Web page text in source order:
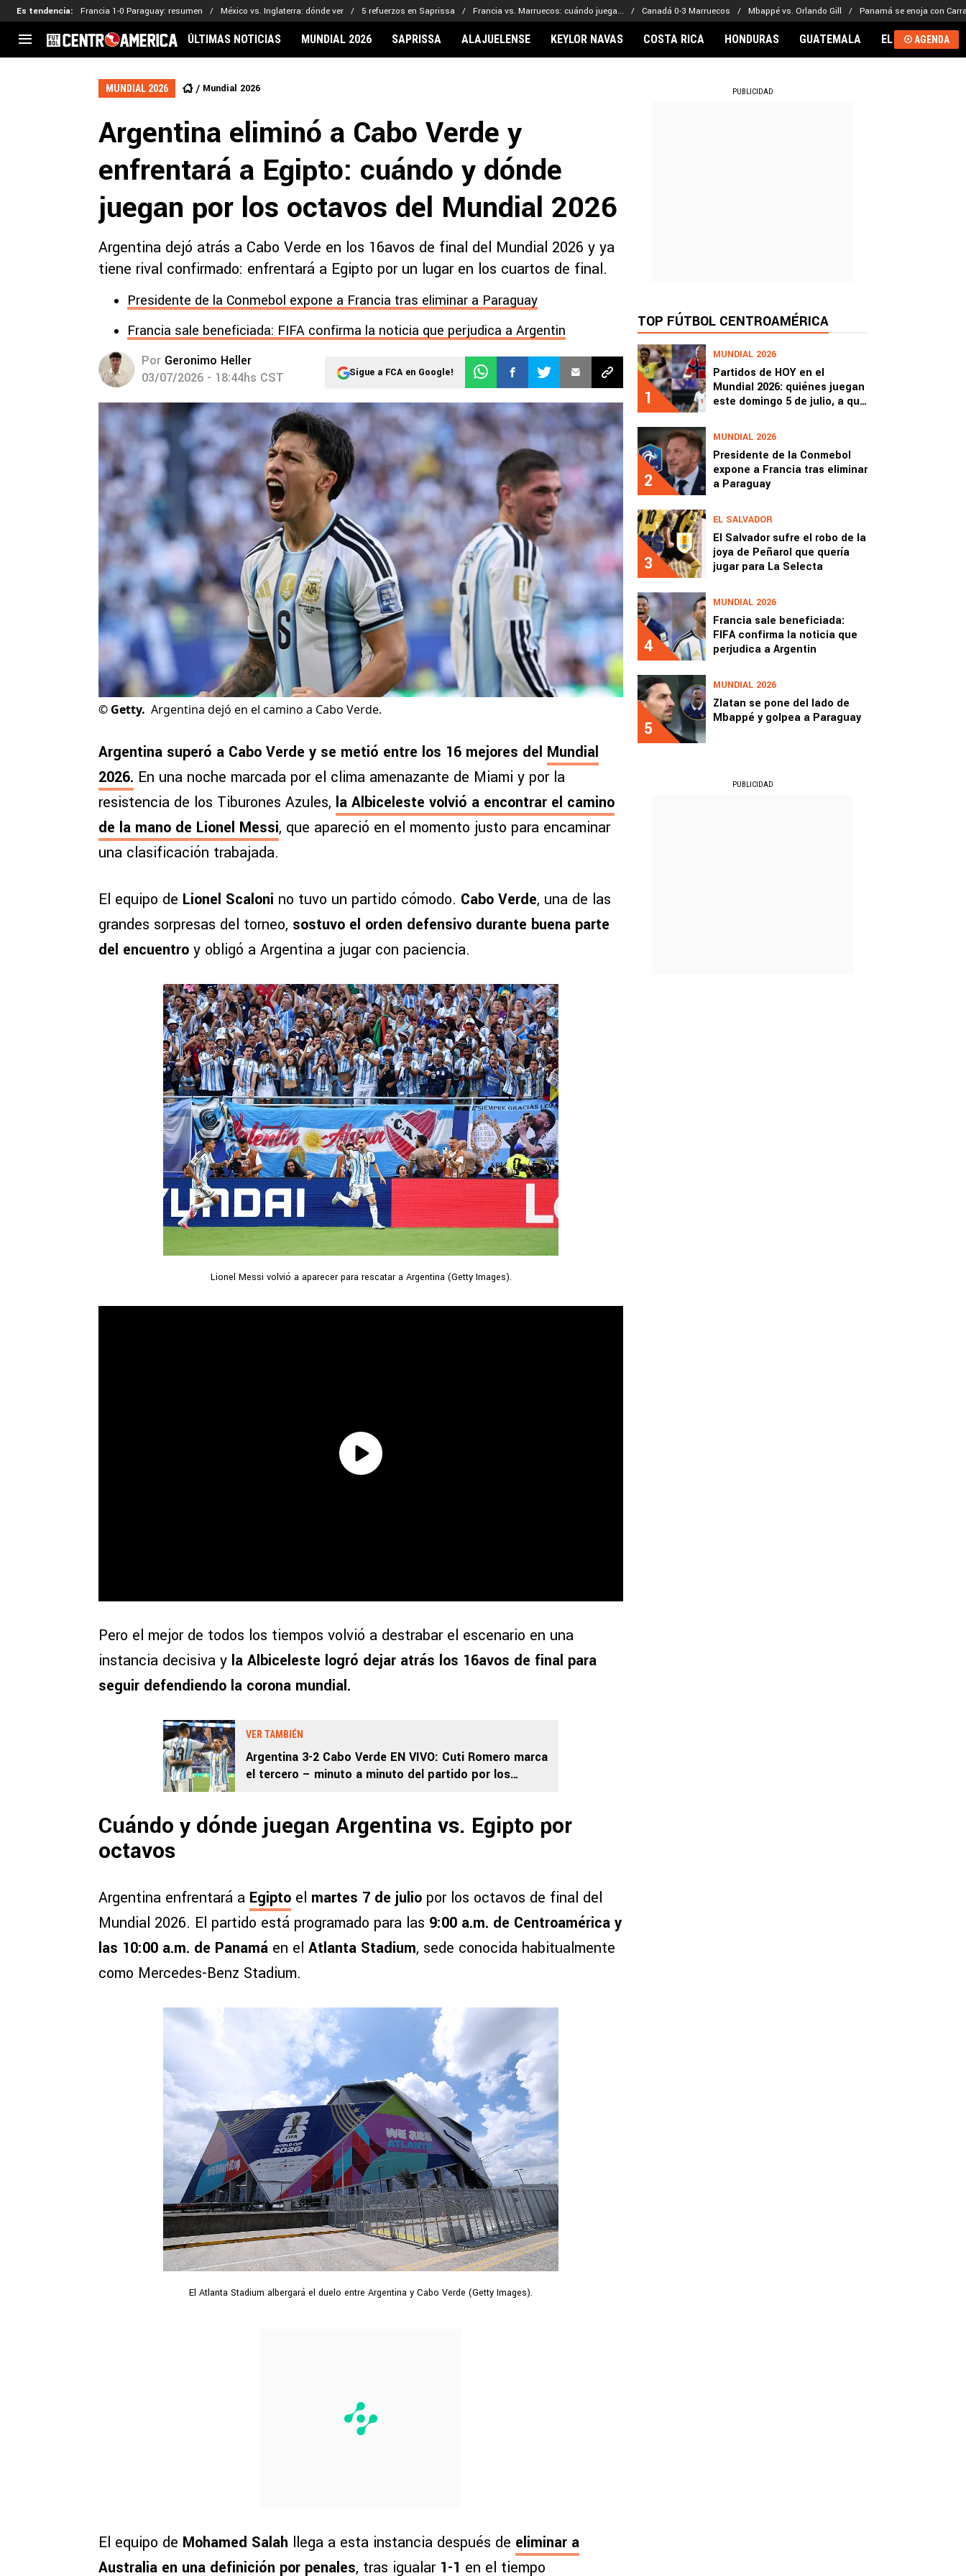
Es tendencia: Francia 1-0 Paraguay: resumen México vs. Inglaterra: dónde ver 5 refuerzos en Saprissa Francia vs. Marruecos: cuándo juega... Canadá 0-3 Marruecos Mbappé vs. Orlando Gill Panamá se enoja con
CENTROAMÉRICA
El Salvador
CONCACAF
Liga de Naciones
Copa de Campeones
MLS
Kervin Arriaga
Nathaniel Méndez-Laing
Alajuelense
Herediano
Comunicaciones
Municipal
Olimpia
Real Estelí
ÚLTIMAS NOTICIAS MUNDIAL 2026 SAPRISSA ALAJUELENSE KEYLOR NAVAS COSTA RICA HONDURAS GUATEMALA EL SALVADOR
AGENDA
MUNDIAL 2026 Mundial 2026
Argentina eliminó a Cabo Verde y
enfrentará a Egipto: cuándo y dónde
juegan por los octavos del Mundial 2026
Argentina dejó atrás a Cabo Verde en los 16avos de final del Mundial 2026 y ya
tiene rival confirmado: enfrentará a Egipto por un lugar en los cuartos de final.
Presidente de la Conmebol expone a Francia tras eliminar a Paraguay
Francia sale beneficiada: FIFA confirma la noticia que perjudica a Argentin
Por Geronimo Heller
03/07/2026 - 18:44hs CST
Sigue a FCA en Google!
© Getty. Argentina dejó en el camino a Cabo Verde.
Argentina superó a Cabo Verde y se metió entre los 16 mejores del Mundial
2026. En una noche marcada por el clima amenazante de Miami y por la
resistencia de los Tiburones Azules, la Albiceleste volvió a encontrar el camino
de la mano de Lionel Messi, que apareció en el momento justo para encaminar
una clasificación trabajada.
El equipo de Lionel Scaloni no tuvo un partido cómodo. Cabo Verde, una de las
grandes sorpresas del torneo, sostuvo el orden defensivo durante buena parte
del encuentro y obligó a Argentina a jugar con paciencia.
Lionel Messi volvió a aparecer para rescatar a Argentina (Getty Images).
Pero el mejor de todos los tiempos volvió a destrabar el escenario en una
instancia decisiva y la Albiceleste logró dejar atrás los 16avos de final para
seguir defendiendo la corona mundial.
VER TAMBIÉN
Argentina 3-2 Cabo Verde EN VIVO: Cuti Romero marca
el tercero – minuto a minuto del partido por los
Cuándo y dónde juegan Argentina vs. Egipto por
octavos
Argentina enfrentará a Egipto el martes 7 de julio por los octavos de final del
Mundial 2026. El partido está programado para las 9:00 a.m. de Centroamérica y
las 10:00 a.m. de Panamá en el Atlanta Stadium, sede conocida habitualmente
como Mercedes-Benz Stadium.
El Atlanta Stadium albergará el duelo entre Argentina y Cabo Verde (Getty Images).
El equipo de Mohamed Salah llega a esta instancia después de eliminar a
Australia en una definición por penales, tras igualar1-1 en el tiempo
PUBLICIDAD
TOP FÚTBOL CENTROAMÉRICA
1
MUNDIAL 2026
Partidos de HOY en el
Mundial 2026: quiénes juegan
este domingo 5 de julio, a qué
2
MUNDIAL 2026
Presidente de la Conmebol
expone a Francia tras eliminar
a Paraguay
3
EL SALVADOR
El Salvador sufre el robo de la
joya de Peñarol que quería
jugar para La Selecta
4
MUNDIAL 2026
Francia sale beneficiada:
FIFA confirma la noticia que
perjudica a Argentin
5
MUNDIAL 2026
Zlatan se pone del lado de
Mbappé y golpea a Paraguay
PUBLICIDAD